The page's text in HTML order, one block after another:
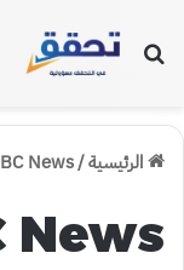
بحث عن
الرئيسية/
News
News